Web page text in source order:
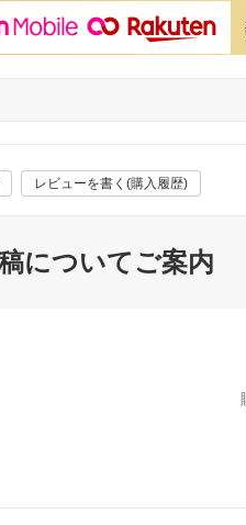
レビューを書く(購入履歴)
についてご案内